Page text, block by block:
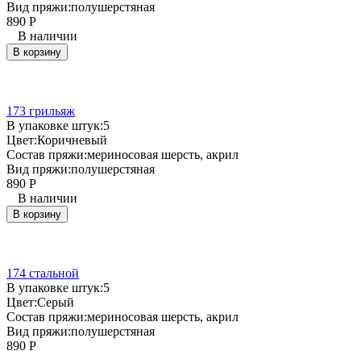
Вид пряжи:полушерстяная
890 Р
В наличии
В корзину
173 грильяж
В упаковке штук:5
Цвет:Коричневый
Состав пряжи:мериносовая шерсть, акрил
Вид пряжи:полушерстяная
890 Р
В наличии
В корзину
174 стальной
В упаковке штук:5
Цвет:Серый
Состав пряжи:мериносовая шерсть, акрил
Вид пряжи:полушерстяная
890 Р